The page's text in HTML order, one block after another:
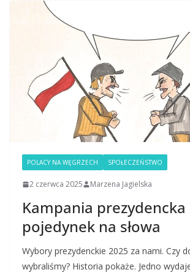
POLACY NA WĘGRZECH SPOŁECZEŃSTWO
2 czerwca 2025 Marzena Jagielska
Kampania prezydencka
pojedynek na słowa
Wybory prezydenckie 2025 za nami. Czy
wybraliśmy? Historia pokaże. Jedno